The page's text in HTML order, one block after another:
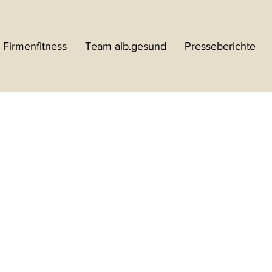
Firmenfitness Team alb.gesund Presseberichte